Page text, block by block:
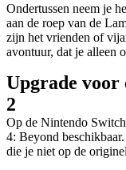
Ondertussen neem je
aan de roep van de
zijn het vrienden of
avontuur, dat je alleen
Upgrade voor
2
Op de Nintendo
4: Beyond
die je niet op de